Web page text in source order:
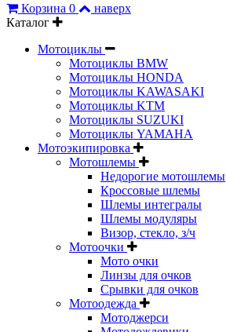
Корзина 0
наверх
Каталог
Мотоциклы
Мотоциклы BMW
Мотоциклы HONDA
Мотоциклы KAWASAKI
Мотоциклы KTM
Мотоциклы SUZUKI
Мотоциклы YAMAHA
Мотоэкипировка
Мотошлемы
Недорогие мотошлемы
Кроссовые шлемы
Шлемы интегралы
Шлемы модуляры
Визор, стекло, з/ч
Мотоочки
Мото очки
Линзы для очков
Срывки для очков
Мотоодежда
Мотоджерси